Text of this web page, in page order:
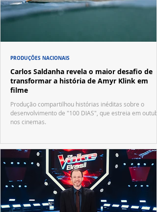
Carlos Saldanha revela o maior desafio de
transformar a história de Amyr Klink em
filme
Produção compartilhou histórias inéditas sobre o
desenvolvimento de "100 DIAS", que estreia em
nos cinemas.
PRODUÇÕES NACIONAIS